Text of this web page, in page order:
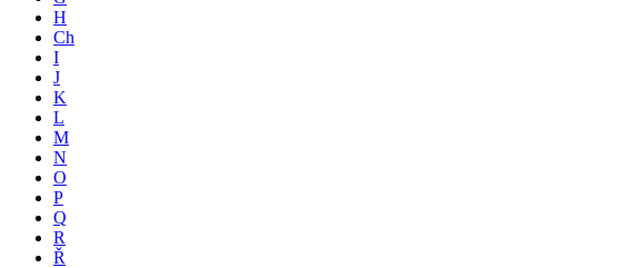
H
Ch
I
J
K
L
M
N
O
P
Q
R
Ř